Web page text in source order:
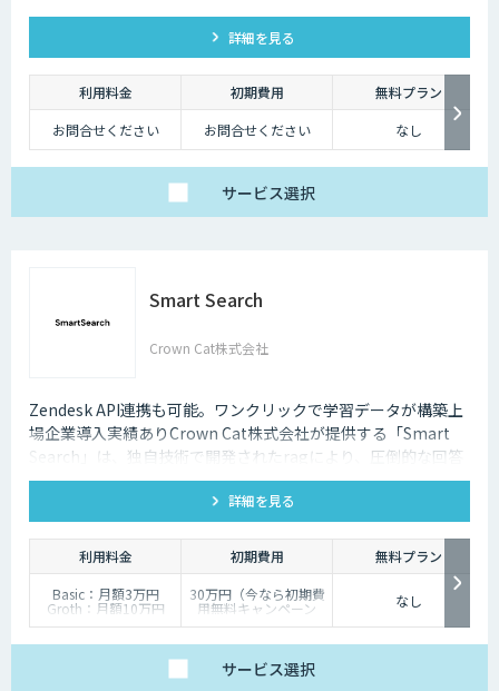
詳細を見る
利用料金 初期費用
無料プラン
お問合せください
お問合せください なし
サービス選択
Smart Search
Crown Cat株式会社
Zendesk API連携も可能。ワンクリックで学習データが構築上
場企業導入実績ありCrown Cat株式会社が提供する「Smart
Search」は、独自技術で開発されたragにより、圧倒的な回答
精度を誇るAIチャットボットです。また回答精度が悪い時は管
理画面から簡単にご自身でチューニングができる、簡単でかつ
高精度な特徴があります。
詳細を見る
利用料金 初期費用
無料プラン
Basic：月額3万円
Groth：月額10万円
Enterprise：月額20万
30万円（今なら初期費
用無料キャンペーン
中）
なし
サービス選択